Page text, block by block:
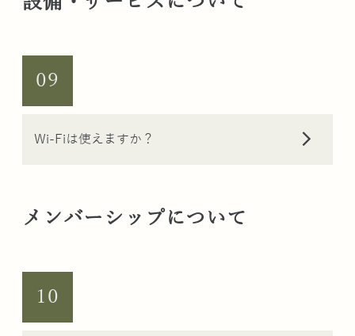
09
Wi-Fiは使えますか？ arrow_forward_ios
メンバーシップについて
10